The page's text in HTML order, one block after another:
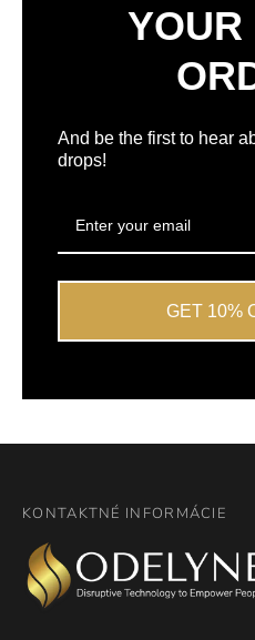
YOUR
And be the first to hear
drops!
GET 10%
KONTAKTNÉ INFORMÁCIE